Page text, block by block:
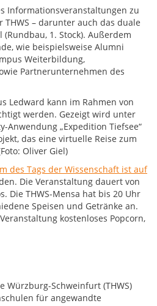
Informationsveranstaltungen zu
– darunter auch das duale
1. Stock). Außerdem
wie beispielsweise Alumni
Weiterbildung,
Partnerunternehmen des
Ledward kann im Rahmen von
werden. Gezeigt wird unter
Anwendung „Expedition Tiefsee“
das eine virtuelle Reise zum
Oliver Giel)
des Tags der Wissenschaft ist auf
Die Veranstaltung dauert von
Die THWS-Mensa hat bis 20 Uhr
Speisen und Getränke an.
kostenloses Popcorn,
Würzburg-Schweinfurt (THWS)
für angewandte